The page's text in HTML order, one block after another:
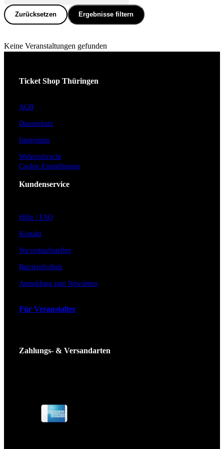
Zurücksetzen Ergebnisse filtern
Keine Veranstaltungen gefunden
Ticket Shop Thüringen
AGB
Datenschutz
Impressum
Widerrufsrecht
Cookie-Einstellungen
Kundenservice
Hilfe / FAQ
Kontakt
Vorverkaufsstellen
Barrierefreiheit
Anmeldung zum Newsletter
Für Veranstalter
Zahlungs- & Versandarten